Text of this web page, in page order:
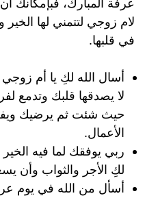
عرفة المبارك، فبإمكانك
لام زوجي لتتمني لها
في قلبها.
أسال الله لكِ يا أم
لا يصدقها قلبك وتدمع
حيث شئت ثم يرضيك
الأعمال.
ربي يوفقك لما فيه
لكِ الأجر والثواب وأن
أسأل من الله في يوم